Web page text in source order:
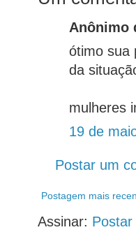
Anônimo
ótimo sua
da
mulheres
19 de
Postar um
Postagem mais
Assinar: